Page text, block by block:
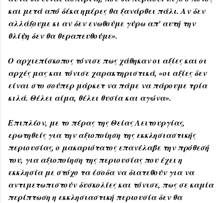
και μετά από δέκα ημέρες θα ξανάρθει πάλι. Αν δεν
αλλάξουμε κι αν δεν ενωθούμε γύρω απ' αυτή την
θλίψη δεν θα θεραπευθούμε».
Ο αρχιεπίσκοπος τόνισε πως χάθηκαν οι αξίες και οι
αρχές μας και τόνισε χαρακτηριστικά, «οι αξίες δεν
είναι στο σούπερ μάρκετ να πάμε να πάρουμε τρία
κιλά. Θέλει αίμα, θέλει θυσία και αγώνα».
Επιπλέον, με το πέρας της Θείας Λειτουργίας,
ερωτηθείς για την αξιοποίηση της εκκλησιαστικής
περιουσίας, ο μακαριότατος επανέλαβε την πρόθεσή
του, για αξιοποίηση της περιουσίας που έχει η
εκκλησία με στόχο τα έσοδα να διατεθούν για να
αντιμετωπιστούν δυσκολίες και τόνισε, πως σε καμία
περίπτωση η εκκλησιαστική περιουσία δεν θα